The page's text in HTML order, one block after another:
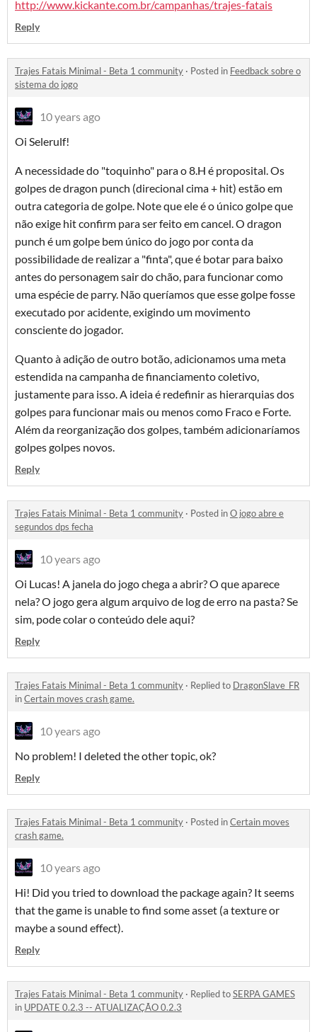
http://www.kickante.com.br/campanhas/trajes-fatais
Reply
Trajes Fatais Minimal - Beta 1 community · Posted in Feedback sobre o
sistema do jogo
10 years ago
Oi Selerulf!
A necessidade do "toquinho" para o 8.H é proposital. Os
golpes de dragon punch (direcional cima + hit) estão em
outra categoria de golpe. Note que ele é o único golpe que
não exige hit confirm para ser feito em cancel. O dragon
punch é um golpe bem único do jogo por conta da
possibilidade de realizar a "finta", que é botar para baixo
antes do personagem sair do chão, para funcionar como
uma espécie de parry. Não queríamos que esse golpe fosse
executado por acidente, exigindo um movimento
consciente do jogador.
Quanto à adição de outro botão, adicionamos uma meta
estendida na campanha de financiamento coletivo,
justamente para isso. A ideia é redefinir as hierarquias dos
golpes para funcionar mais ou menos como Fraco e Forte.
Além da reorganização dos golpes, também adicionaríamos
golpes golpes novos.
Reply
Trajes Fatais Minimal - Beta 1 community · Posted inO jogo abre e
segundos dps fecha
10 years ago
Oi Lucas! A janela do jogo chega a abrir? O que aparece
nela? O jogo gera algum arquivo de log de erro na pasta? Se
sim, pode colar o conteúdo dele aqui?
Reply
Trajes Fatais Minimal - Beta 1 community · Replied to DragonSlave_FR
inCertain moves crash game.
10 years ago
No problem! I deleted the other topic, ok?
Reply
Trajes Fatais Minimal - Beta 1 community · Posted inCertain moves
crash game.
10 years ago
Hi! Did you tried to download the package again? It seems
that the game is unable to find some asset (a texture or
maybe a sound effect).
Reply
Trajes Fatais Minimal - Beta 1 community · Replied toSERPA GAMES
in UPDATE 0.2.3 -- ATUALIZAÇÃO 0.2.3